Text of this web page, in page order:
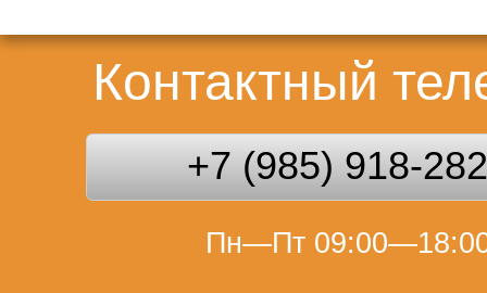
Контактный
+7 (985) 918-
Пн—Пт